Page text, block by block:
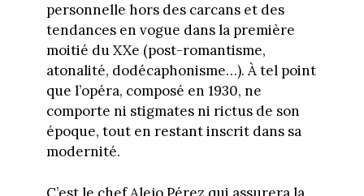
personnelle hors des carcans et des
tendances en vogue dans la première
moitié du XXe (post-romantisme,
atonalité, dodécaphonisme…). À tel point
que l’opéra, composé en 1930, ne
comporte ni stigmates ni rictus de son
époque, tout en restant inscrit dans sa
modernité.